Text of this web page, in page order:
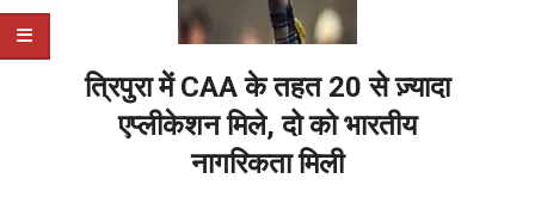
त्रिपुरा में CAA के तहत 20 से ज़्यादा
एप्लीकेशन मिले, दो को भारतीय
नागरिकता मिली